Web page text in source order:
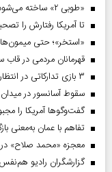
«طوبی ۲» ساخته می‌شود؟؛ آخرین خبر از فصل دوم سریال پربیننده تلویزیون
تا آمریکا رفتارش را
«استخر»‌‌؛ حتی
قهرمانان مردمی در قاب
۳ بازی تدارکاتی در انتظار تیم ملی ایران در فیفادی مهر
سقوط آسانسور در میدان آرژانتین ۹
گفت‌وگوها آمریکا را
تفاهم با عمان به‌معنی
معجزه «محمد صلاح» در
گزارشگران رادیو